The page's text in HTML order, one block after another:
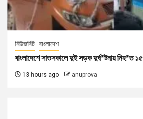
নিউজবিট বাংলাদেশ
বাংলাদেশে সাতসকালে দুই সড়ক দুর্ঘ*টনায় নিহ*ত ১৫
13 hours ago anuprova